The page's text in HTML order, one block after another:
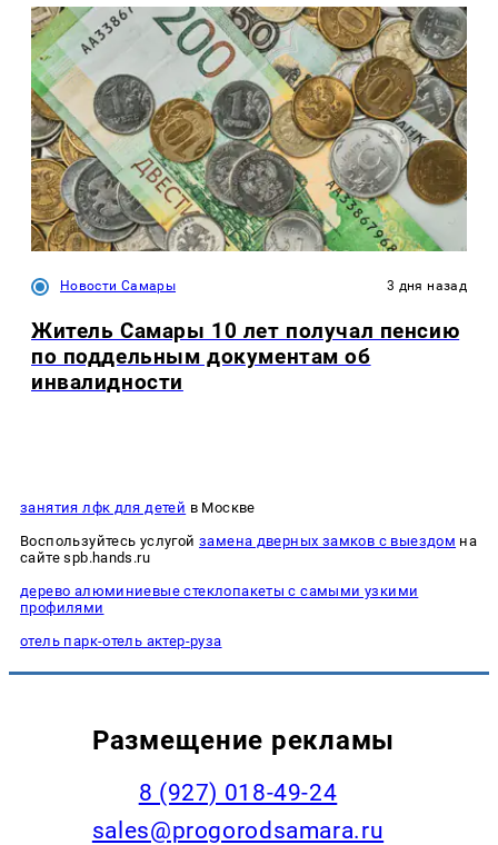
Новости Самары 3 дня назад
Житель Самары 10 лет получал пенсию
по поддельным документам об
инвалидности
занятия лфк для детей в Москве
Воспользуйтесь услугой замена дверных замков с выездом на
сайте spb.hands.ru
дерево алюминиевые стеклопакеты с самыми узкими
профилями
отель парк-отель актер-руза
Размещение рекламы
8 (927) 018-49-24
sales@progorodsamara.ru